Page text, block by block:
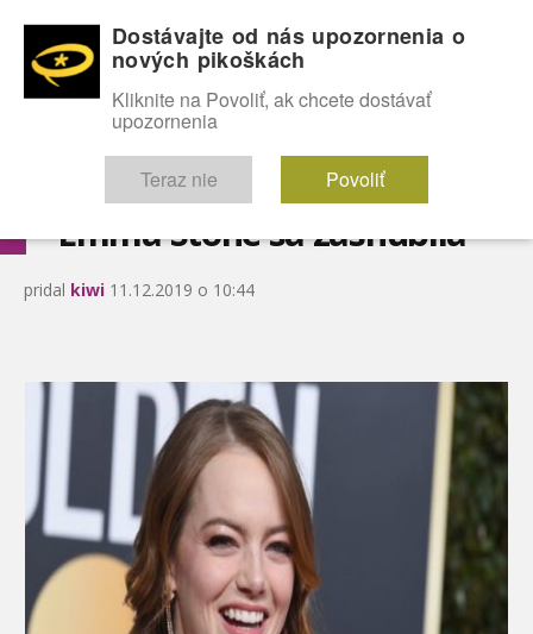
OMG! SEXICE
Emma Stone sa zasnúbila
pridal kiwi 11.12.2019 o 10:44
Dostávajte od nás upozornenia o
nových pikoškách
Kliknite na Povoliť, ak chcete dostávať
upozornenia
Teraz nie Povoliť